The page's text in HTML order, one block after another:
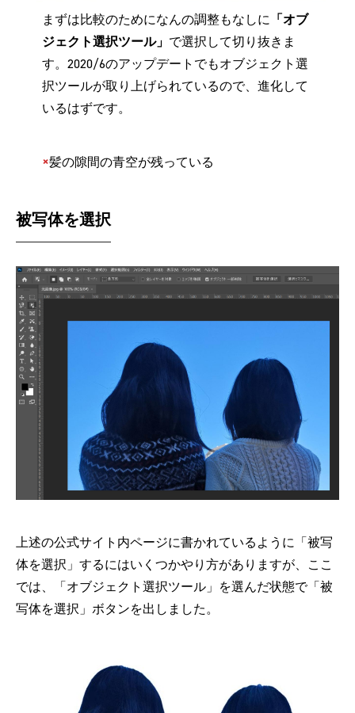
まずは比較のためになんの調整もなしに 「オブ
ジェクト選択ツール」 で選択して切り抜きま
す。2020/6のアップデートでもオブジェクト選
択ツールが取り上げられているので、進化して
いるはずです。
×髪の隙間の青空が残っている
被写体を選択
上述の公式サイト内ページに書かれているように「被写
体を選択」するにはいくつかやり方がありますが、ここ
では、「オブジェクト選択ツール」を選んだ状態で「被
写体を選択」ボタンを出しました。